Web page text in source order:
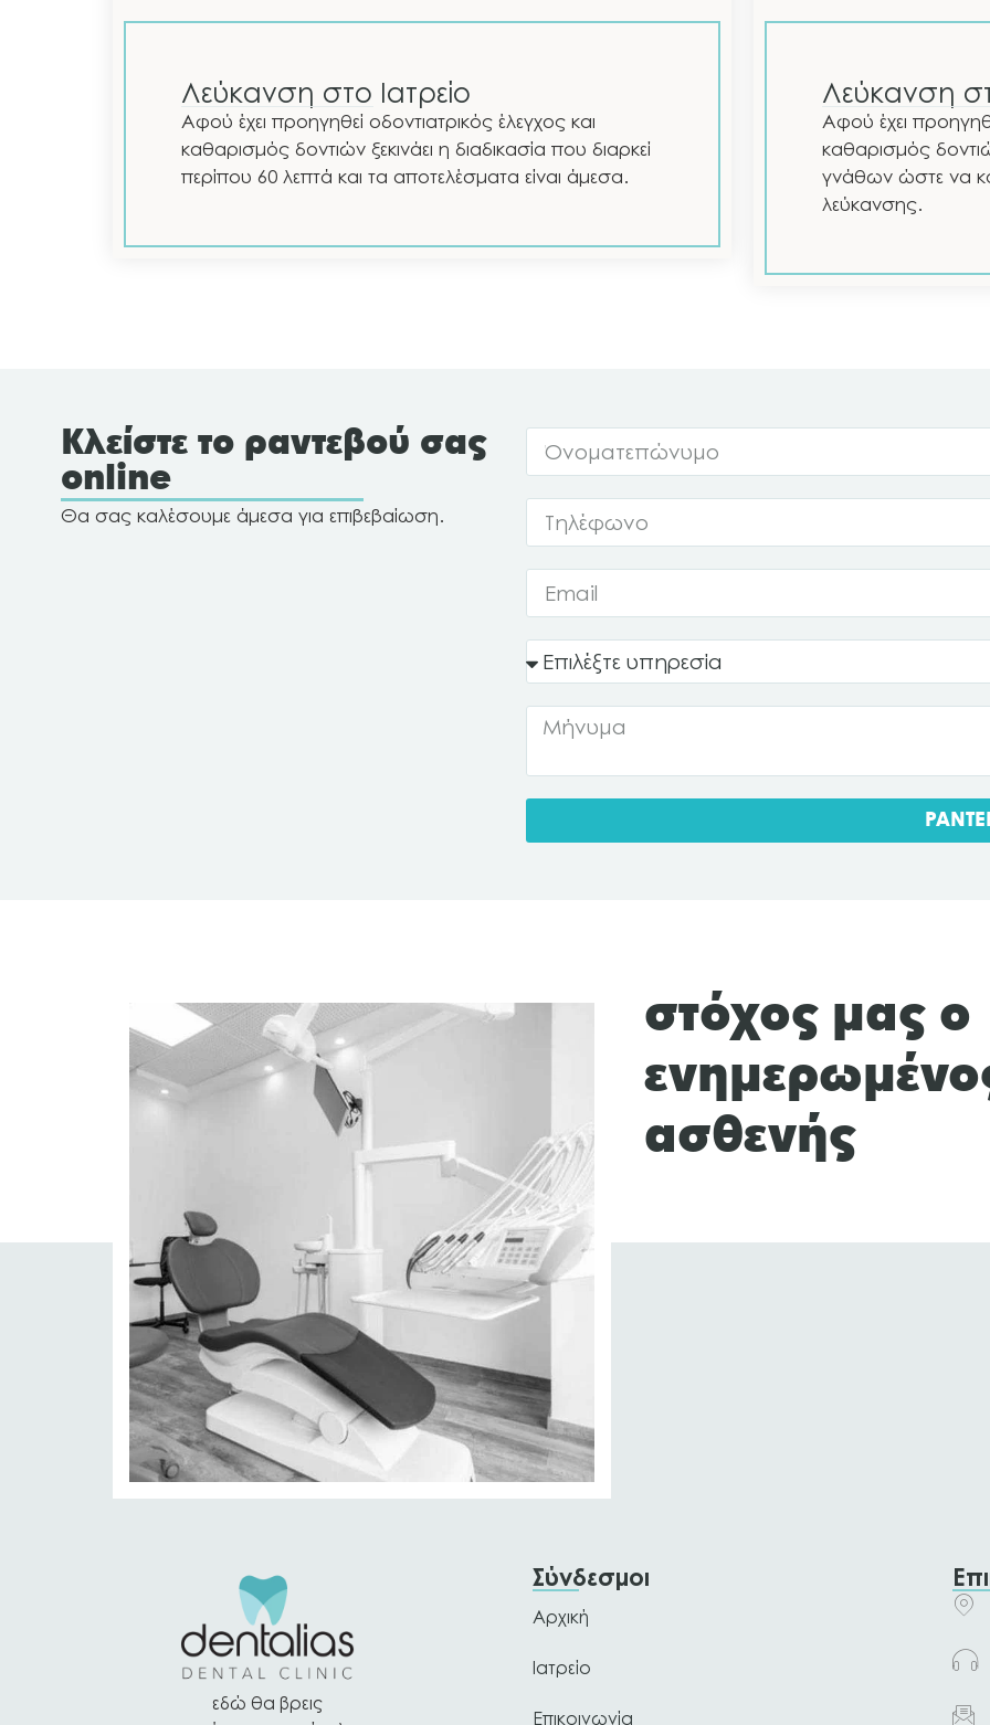
Λεύκανση στο Ιατρείο
Αφού έχει προηγηθεί οδοντιατρικός έλεγχος και
καθαρισμός δοντιών ξεκινάει η διαδικασία που διαρκεί
περίπου 60 λεπτά και τα αποτελέσματα είναι άμεσα.
Λεύκανση
Αφού έχει
καθαρισμός
γνάθων ώστε να
λεύκανσης.
Κλείστε το ραντεβού σας
online
Θα σας καλέσουμε άμεσα για επιβεβαίωση.
στόχος μας ο
ασθενής
εδώ θα βρεις
Σύνδεσμοι
Αρχική
Ιατρείο
Επικοινωνία